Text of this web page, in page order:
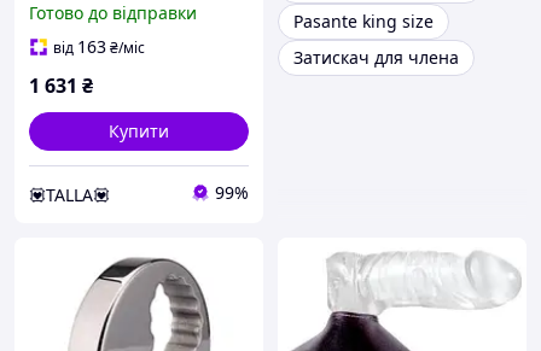
Готово до відправки
від 163₴/міс
1 631 ₴
Купити
💟TALLA💟 99%
Pasante king size
Затискач для члена